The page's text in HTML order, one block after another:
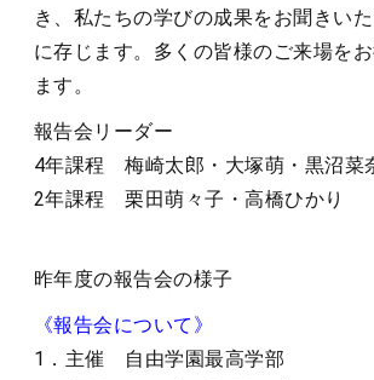
き、私たちの学びの成果をお聞きい
に存じます。多くの皆様のご来場を
ます。
報告会リーダー
4年課程 梅崎太郎・大塚萌・黒沼菜
2年課程 栗田萌々子・高橋ひかり
昨年度の報告会の様子
《報告会について》
1．主催 自由学園最高学部